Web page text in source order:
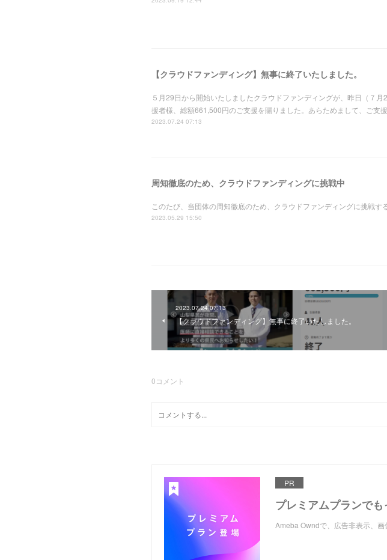
【クラウドファンディング】無事に終了いたしました。
５月29日から開始いたしましたクラウドファンディングが、昨日（７
援者様、総額661,500円のご支援を賜りました。あらためまして、ご支
2023.07.24 07:13
周知徹底のため、クラウドファンディングに挑戦中
このたび、当団体の周知徹底のため、クラウドファンディングに挑戦す
2023.05.29 15:50
2023.07.24 07:13
【クラウドファンディング】無事に終了いたしました。
0コメント
PR
プレミアムプランで
Ameba Owndで、広告非表示、画